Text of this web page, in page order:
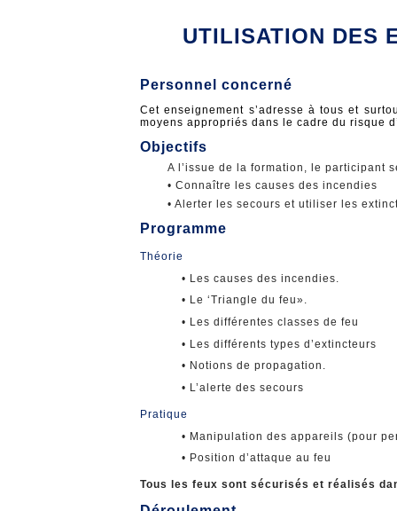
UTILISATION DES
Personnel concerné
Cet enseignement s’adresse à tous et
moyens appropriés dans le cadre du risque
Objectifs
A l’issue de la formation, le participant
• Connaître les causes des incendies
• Alerter les secours et utiliser les
Programme
Théorie
• Les causes des incendies.
• Le ‘Triangle du feu».
• Les différentes classes de feu
• Les différents types d’extincteurs
• Notions de propagation.
• L’alerte des secours
Pratique
• Manipulation des appareils (pour
• Position d’attaque au feu
Tous les feux sont sécurisés et réalisés